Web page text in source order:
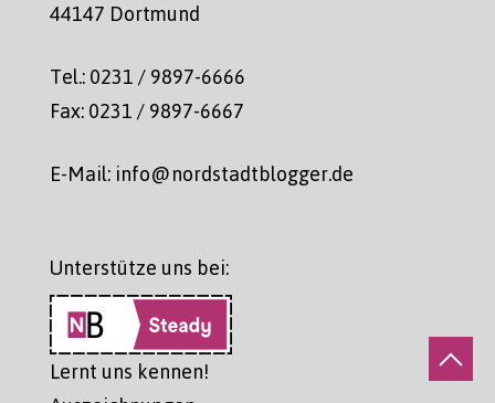
44147 Dortmund
Tel.: 0231 / 9897-6666
Fax: 0231 / 9897-6667
E-Mail: info@nordstadtblogger.de
Unterstütze uns bei:
Lernt uns kennen!